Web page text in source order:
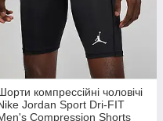
компрессійні чоловічі
Jordan Sport Dri-FIT
Compression Shorts